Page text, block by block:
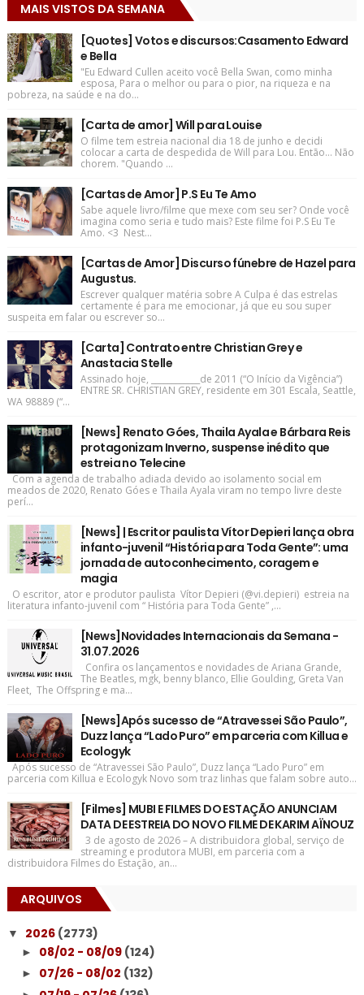
MAIS VISTOS DA SEMANA
[Quotes] Votos e discursos:Casamento Edward
e Bella
"Eu Edward Cullen aceito você Bella Swan, como minha
esposa, Para o melhor ou para o pior, na riqueza e na
pobreza, na saúde e na do...
[Carta de amor] Will para Louise
O filme tem estreia nacional dia 18 de junho e decidi
colocar a carta de despedida de Will para Lou. Então... Não
chorem. "Quando ...
[Cartas de Amor] P.S Eu Te Amo
Sabe aquele livro/filme que mexe com seu ser? Onde você
imagina como seria e tudo mais? Este filme foi P.S Eu Te
Amo. <3 Nest...
[Cartas de Amor] Discurso fúnebre de Hazel para
Augustus.
Escrever qualquer matéria sobre A Culpa é das estrelas
certamente é para me emocionar, já que eu sou super
suspeita em falar ou escrever so...
[Carta] Contrato entre Christian Grey e
Anastacia Stelle
Assinado hoje, ____________de 2011 (“O Início da Vigência”)
ENTRE SR. CHRISTIAN GREY, residente em 301 Escala, Seattle,
WA 98889 (“...
[News] Renato Góes, Thaila Ayala e Bárbara Reis
protagonizam Inverno, suspense inédito que
estreia no Telecine
Com a agenda de trabalho adiada devido ao isolamento social em
meados de 2020, Renato Góes e Thaila Ayala viram no tempo livre deste
perí...
[News] | Escritor paulista Vítor Depieri lança obra
infanto-juvenil “História para Toda Gente”: uma
jornada de autoconhecimento, coragem e
magia
O escritor, ator e produtor paulista Vítor Depieri (@vi.depieri) estreia na
literatura infanto-juvenil com “ História para Toda Gente” ,...
[News]Novidades Internacionais da Semana -
31.07.2026
Confira os lançamentos e novidades de Ariana Grande,
The Beatles, mgk, benny blanco, Ellie Goulding, Greta Van
Fleet, The Offspring e ma...
[News]Após sucesso de “Atravessei São Paulo”,
Duzz lança “Lado Puro” em parceria com Killua e
Ecologyk
Após sucesso de “Atravessei São Paulo”, Duzz lança “Lado Puro” em
parceria com Killua e Ecologyk Novo som traz linhas que falam sobre auto...
[Filmes] MUBI E FILMES DO ESTAÇÃO ANUNCIAM
DATA DE ESTREIA DO NOVO FILME DE KARIM AÏNOUZ
3 de agosto de 2026 – A distribuidora global, serviço de
streaming e produtora MUBI, em parceria com a
distribuidora Filmes do Estação, an...
ARQUIVOS
▼ 2026 (2773)
► 08/02 - 08/09 (124)
► 07/26 - 08/02 (132)